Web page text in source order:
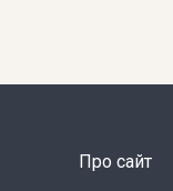
Про сайт